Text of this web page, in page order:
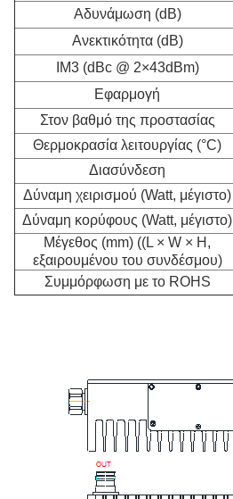
Αδυνάμωση (dB)
Ανεκτικότητα (dB)
IM3 (dBc @ 2×43dBm)
Εφαρμογή
Στον βαθμό της προστασίας
Θερμοκρασία λειτουργίας (°C)
Διασύνδεση
Δύναμη χειρισμού (Watt, μέγιστο)
Δύναμη κορύφους (Watt, μέγιστο)
Μέγεθος (mm) ((L × W × H,
εξαιρουμένου του συνδέσμου)
Συμμόρφωση με το ROHS